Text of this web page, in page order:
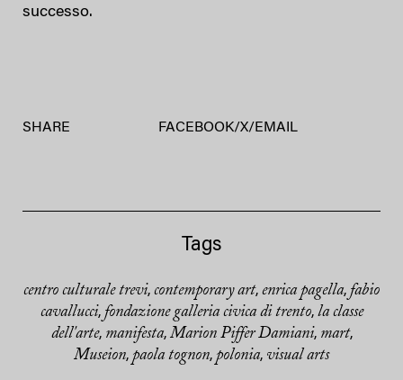
successo.
SHARE FACEBOOK/X/ EMAIL
Tags
centro culturale trevi, contemporary art, enrica pagella, fabio
cavallucci, fondazione galleria civica di trento, la classe
dell'arte, manifesta, Marion Piffer Damiani, mart,
Museion, paola tognon, polonia, visual arts